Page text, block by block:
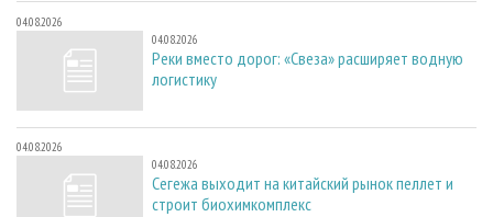
04.08.2026
04.08.2026
Реки вместо дорог: «Свеза» расширяет водную
логистику
04.08.2026
04.08.2026
Сегежа выходит на китайский рынок пеллет и
строит биохимкомплекс